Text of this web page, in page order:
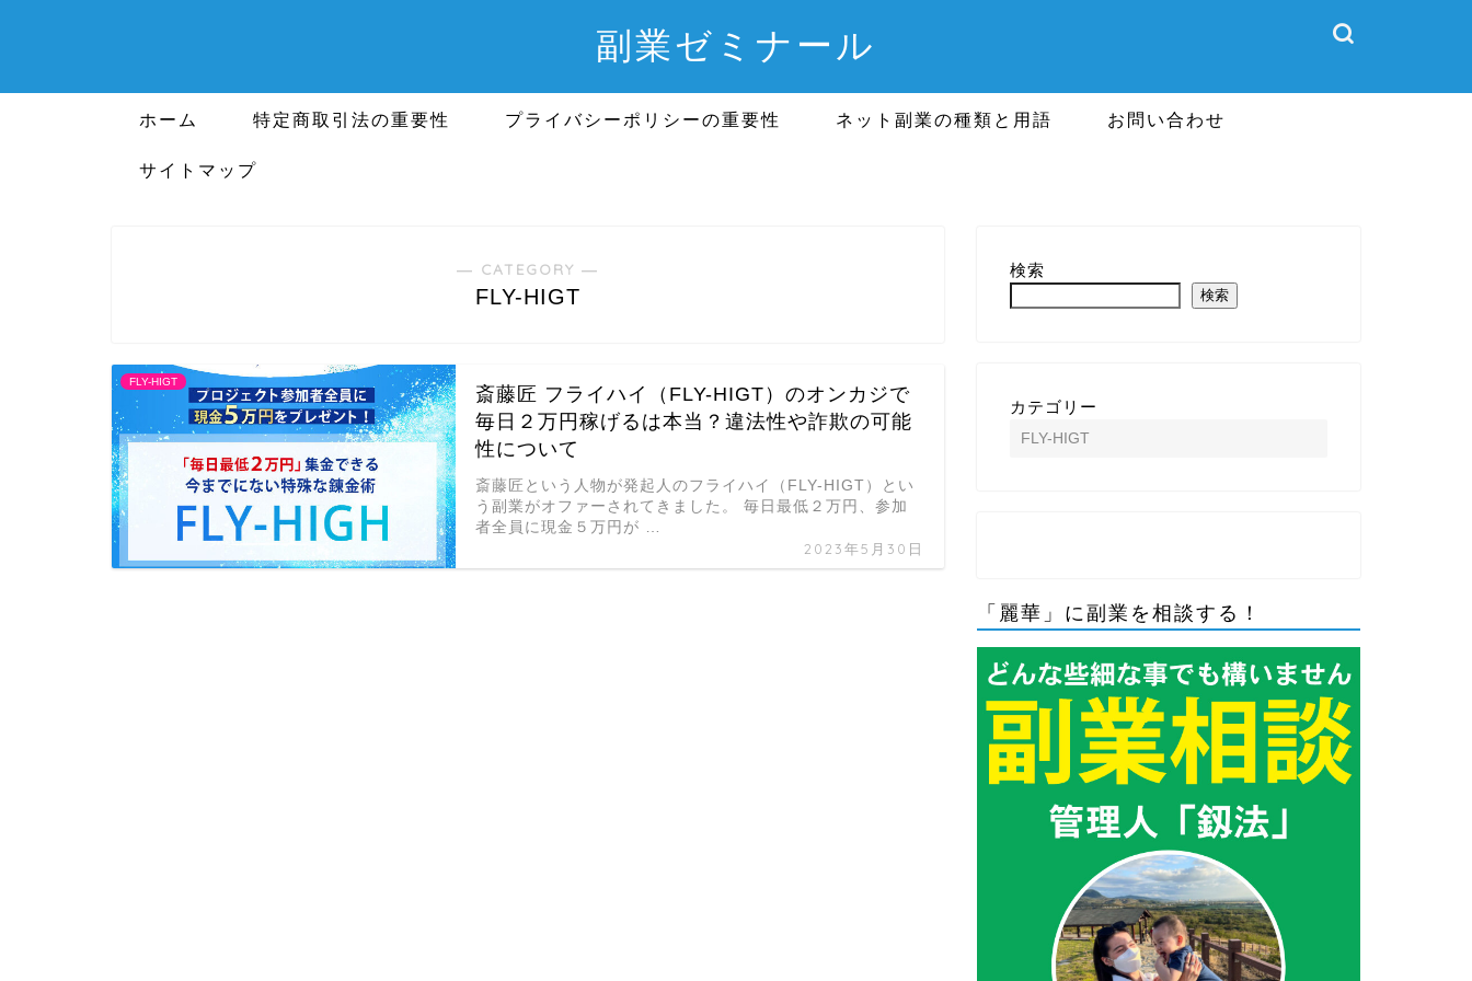
副業ゼミナール
ホーム 特定商取引法の重要性 プライバシーポリシーの重要性 ネット副業の種類と用語 お問い合わせ
サイトマップ
― CATEGORY ―
FLY-HIGT
FLY-HIGT
斎藤匠 フライハイ（FLY-HIGT）のオンカジで
毎日２万円稼げるは本当？違法性や詐欺の可能
性について
2023年5月30日
斎藤匠という人物が発起人のフライハイ（FLY-HIGT）とい
う副業がオファーされてきました。 毎日最低２万円、参加
者全員に現金５万円が …
検索
検索
カテゴリー
「麗華」に副業を相談する！